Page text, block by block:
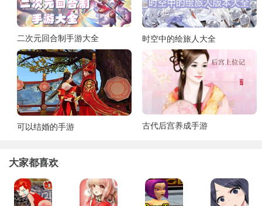
二次元回合制手游大全 时空中的绘旅人大全
可以结婚的手游 古代后宫养成手游
大家都喜欢